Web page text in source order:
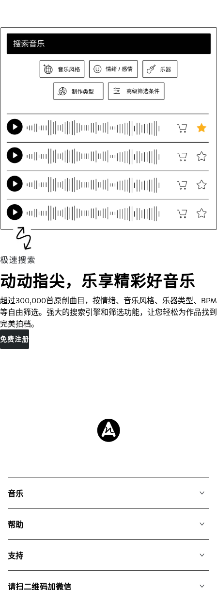
动动指尖，乐享精彩好音乐
超过300,000首原创曲目，按情绪、音乐风格、乐器类型、BPM
等自由筛选。强大的搜索引擎和筛选功能，让您轻松为作品找到
完美拍档。
免费注册
音乐
搜索
专辑
帮助
我们如何运用AI
支持
请扫二维码加微信